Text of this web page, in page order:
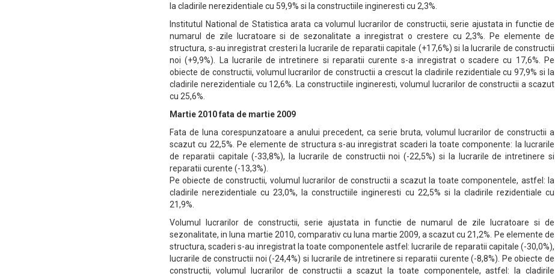
la cladirile nerezidentiale cu 59,9% si la constructiile ingineresti cu 2,3%.
Institutul National de Statistica arata ca volumul lucrarilor de constructii, serie ajustata in functie de
numarul de zile lucratoare si de sezonalitate a inregistrat o crestere cu 2,3%. Pe elemente de
structura, s-au inregistrat cresteri la lucrarile de reparatii capitale (+17,6%) si la lucrarile de constructii
noi (+9,9%). La lucrarile de intretinere si reparatii curente s-a inregistrat o scadere cu 17,6%. Pe
obiecte de constructii, volumul lucrarilor de constructii a crescut la cladirile rezidentiale cu 97,9% si la
cladirile nerezidentiale cu 12,6%. La constructiile ingineresti, volumul lucrarilor de constructii a scazut
cu 25,6%.
Martie 2010 fata de martie 2009
Fata de luna corespunzatoare a anului precedent, ca serie bruta, volumul lucrarilor de constructii a
scazut cu 22,5%. Pe elemente de structura s-au inregistrat scaderi la toate componente: la lucrarile
de reparatii capitale (-33,8%), la lucrarile de constructii noi (-22,5%) si la lucrarile de intretinere si
reparatii curente (-13,3%).
Pe obiecte de constructii, volumul lucrarilor de constructii a scazut la toate componentele, astfel: la
cladirile nerezidentiale cu 23,0%, la constructiile ingineresti cu 22,5% si la cladirile rezidentiale cu
21,9%.
Volumul lucrarilor de constructii, serie ajustata in functie de numarul de zile lucratoare si de
sezonalitate, in luna martie 2010, comparativ cu luna martie 2009, a scazut cu 21,2%. Pe elemente de
structura, scaderi s-au inregistrat la toate componentele astfel: lucrarile de reparatii capitale (-30,0%),
lucrarile de constructii noi (-24,4%) si lucrarile de intretinere si reparatii curente (-8,8%). Pe obiecte de
constructii, volumul lucrarilor de constructii a scazut la toate componentele, astfel: la cladirile